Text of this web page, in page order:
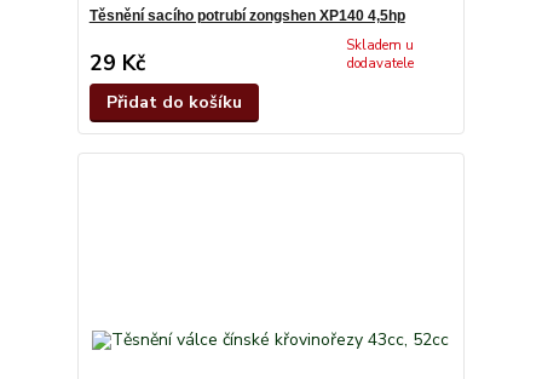
Těsnění sacího potrubí zongshen XP140 4,5hp
29 Kč
Skladem u
dodavatele
Přidat do košíku